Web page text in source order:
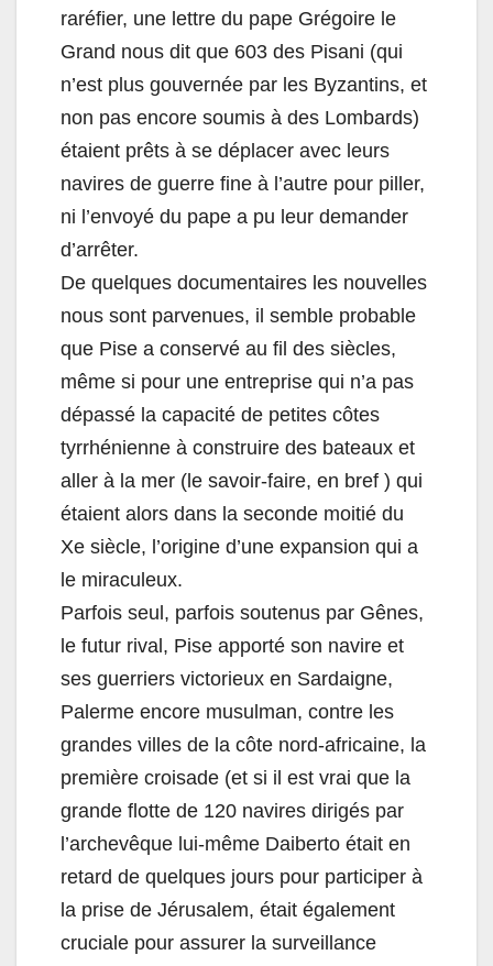
raréfier, une lettre du pape Grégoire le
Grand nous dit que 603 des Pisani (qui
n’est plus gouvernée par les Byzantins, et
non pas encore soumis à des Lombards)
étaient prêts à se déplacer avec leurs
navires de guerre fine à l’autre pour piller,
ni l’envoyé du pape a pu leur demander
d’arrêter.
De quelques documentaires les nouvelles
nous sont parvenues, il semble probable
que Pise a conservé au fil des siècles,
même si pour une entreprise qui n’a pas
dépassé la capacité de petites côtes
tyrrhénienne à construire des bateaux et
aller à la mer (le savoir-faire, en bref ) qui
étaient alors dans la seconde moitié du
Xe siècle, l’origine d’une expansion qui a
le miraculeux.
Parfois seul, parfois soutenus par Gênes,
le futur rival, Pise apporté son navire et
ses guerriers victorieux en Sardaigne,
Palerme encore musulman, contre les
grandes villes de la côte nord-africaine, la
première croisade (et si il est vrai que la
grande flotte de 120 navires dirigés par
l’archevêque lui-même Daiberto était en
retard de quelques jours pour participer à
la prise de Jérusalem, était également
cruciale pour assurer la surveillance